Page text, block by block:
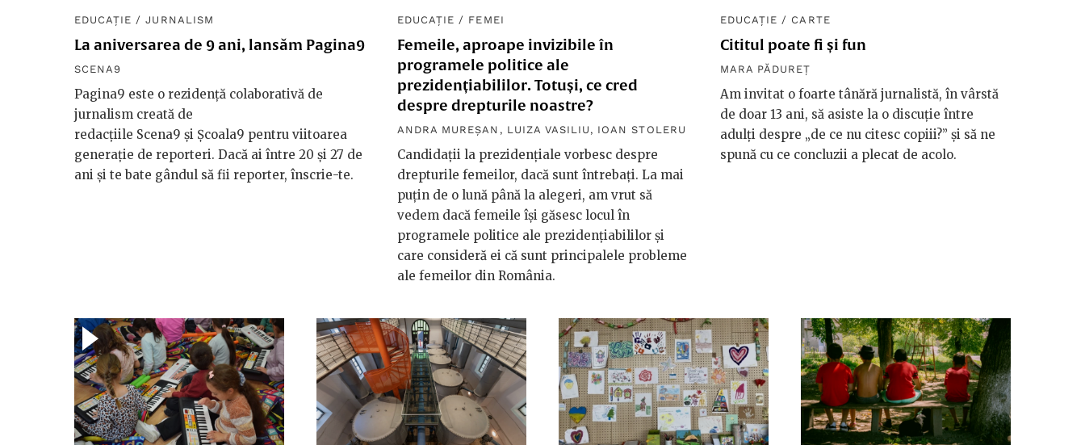
EDUCAȚIE /JURNALISM
La aniversarea de 9 ani, lansăm Pagina9
SCENA9
Pagina9 este o rezidență colaborativă de
jurnalism creată de
redacțiile Scena9 și Școala9 pentru viitoarea
generație de reporteri. Dacă ai între 20 și 27 de
ani și te bate gândul să fii reporter, înscrie-te.
EDUCAȚIE / FEMEI
Femeile, aproape invizibile în
programele politice ale
prezidențiabililor. Totuși, ce cred
despre drepturile noastre?
ANDRA MUREȘAN , LUIZA VASILIU , IOAN STOLERU
Candidații la prezidențiale vorbesc despre
drepturile femeilor, dacă sunt întrebați. La mai
puțin de o lună până la alegeri, am vrut să
vedem dacă femeile își găsesc locul în
programele politice ale prezidențiabililor și
care consideră ei că sunt principalele probleme
ale femeilor din România.
EDUCAȚIE / CARTE
Cititul poate fi și fun
MARA PĂDUREȚ
Am invitat o foarte tânără jurnalistă, în vârstă
de doar 13 ani, să asiste la o discuție între
adulți despre „de ce nu citesc copiii?” și să ne
spună cu ce concluzii a plecat de acolo.